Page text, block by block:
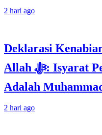
2 hari ago
Deklarasi
Allah ﷻ: Isyarat Penegasan Al Mahdi
Adalah
2 hari ago